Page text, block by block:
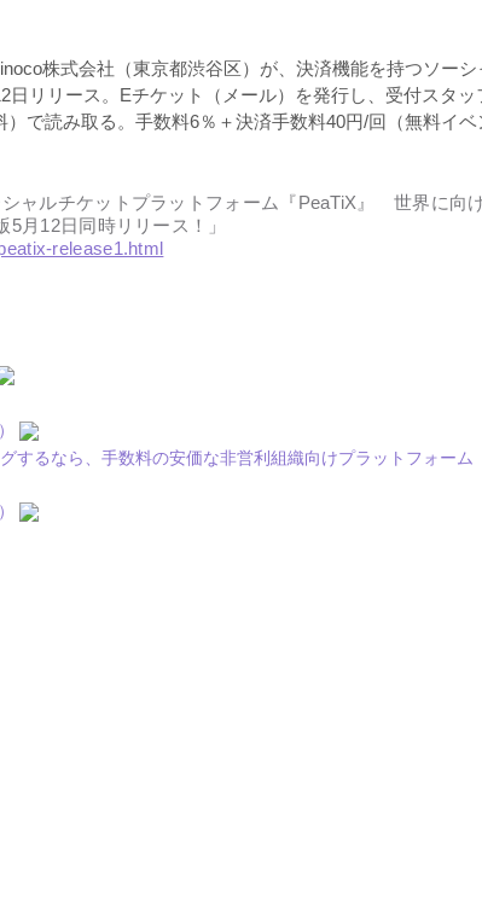
株式会社（東京都渋谷区）が、決済機能を持つソーシ
日リリース。Eチケット（メール）を発行し、受付スタッ
で読み取る。手数料6％＋決済手数料40円/回（無料イ
ャルチケットプラットフォーム『PeaTiX』 世界に向
月12日同時リリース！」
release1.html
するなら、手数料の安価な非営利組織向けプラットフォーム